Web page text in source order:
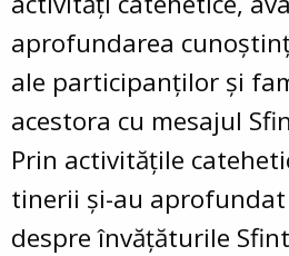
aprofundarea
ale participanților și
acestora cu mesajul
Prin activitățile
tinerii și-au
despre învățăturile